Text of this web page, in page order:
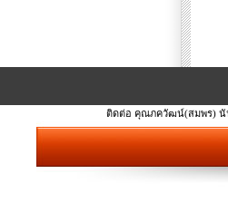
ติดต่อ คุณภควัฒน์(สมพร) นัน